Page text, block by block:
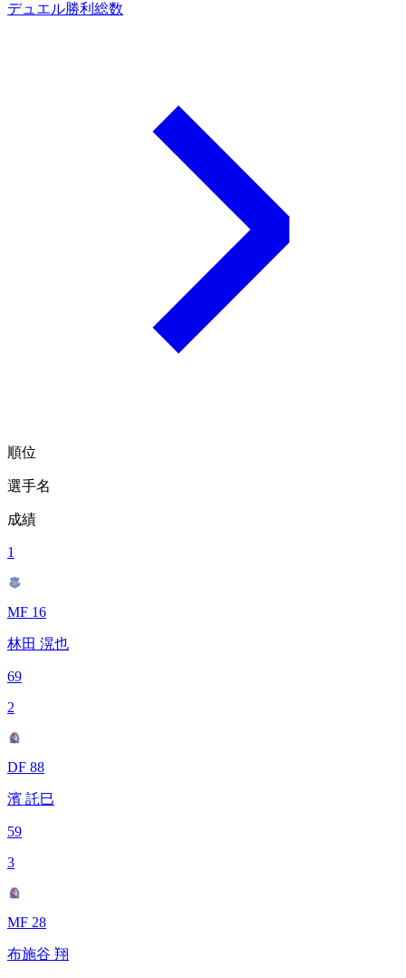
デュエル勝利総数
順位
選手名
成績
1
MF 16
林田 滉也
69
2
DF 88
濱 託巳
59
3
MF 28
布施谷 翔